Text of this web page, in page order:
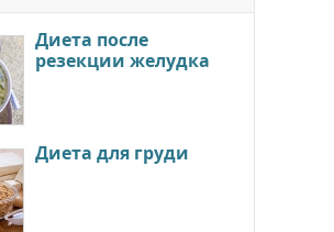
Диета после
резекции желудка
Диета для груди